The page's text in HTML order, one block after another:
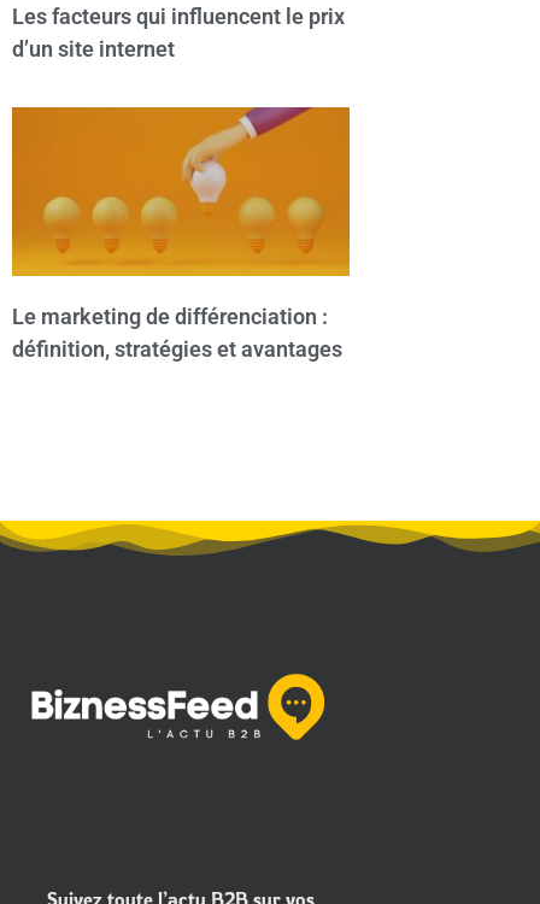
Les facteurs qui influencent le prix
d’un site internet
Le marketing de différenciation :
définition, stratégies et avantages